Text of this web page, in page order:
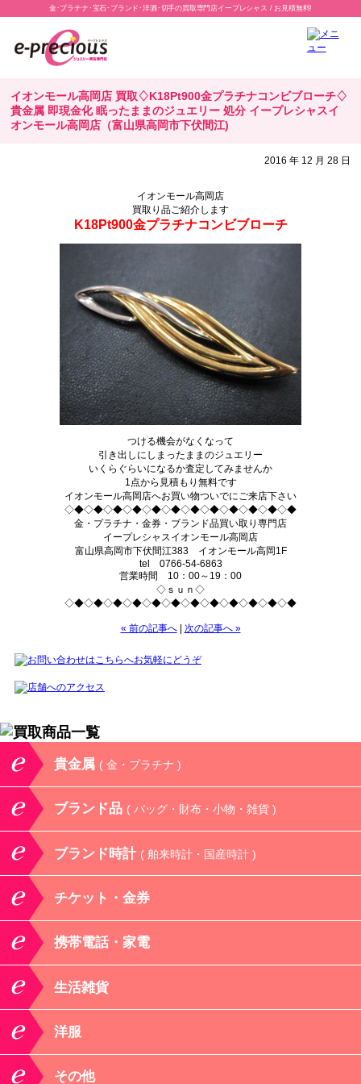
金･プラチナ･宝石･ブランド･洋酒･切手の買取専門店イープレシャス / お見積無料!
イオンモール高岡店 買取♢K18Pt900金プラチナコンビブローチ♢
貴金属 即現金化 眠ったままのジュエリー 処分 イープレシャスイ
オンモール高岡店（富山県高岡市下伏間江)
2016 年 12 月 28 日
イオンモール高岡店
買取り品ご紹介します
K18Pt900金プラチナコンビブローチ
つける機会がなくなって
引き出しにしまったままのジュエリー
いくらぐらいになるか査定してみませんか
1点から見積もり無料です
イオンモール高岡店へお買い物ついでにご来店下さい
◇◆◇◆◇◆◇◆◇◆◇◆◇◆◇◆◇◆◇◆◇◆◇◆
金・プラチナ・金券・ブランド品買い取り専門店
イープレシャスイオンモール高岡店
富山県高岡市下伏間江383 イオンモール高岡1F
tel 0766-54-6863
営業時間 10：00～19：00
◇ｓｕｎ◇
◇◆◇◆◇◆◇◆◇◆◇◆◇◆◇◆◇◆◇◆◇◆◇◆
« 前の記事へ| 次の記事へ »
貴金属 ( 金・プラチナ )
ブランド品 ( バッグ・財布・小物・雑貨 )
ブランド時計 ( 舶来時計・国産時計 )
チケット・金券
携帯電話・家電
生活雑貨
洋服
その他